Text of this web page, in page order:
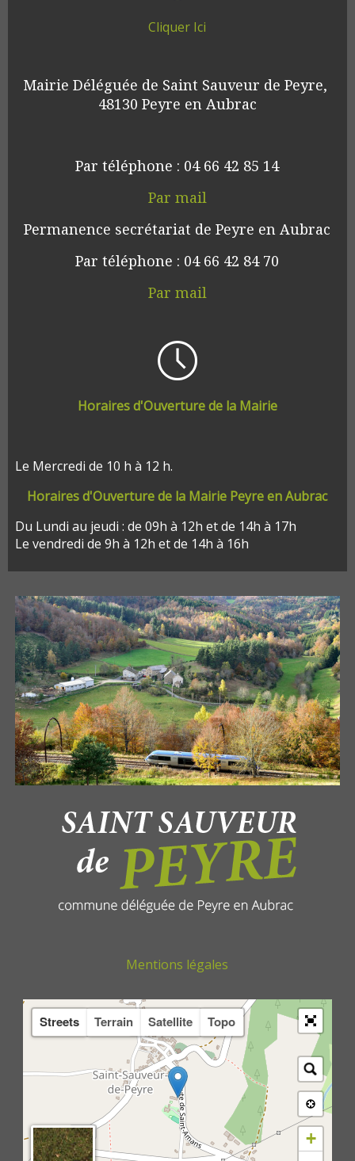
Cliquer Ici
Mairie Déléguée de Saint Sauveur de Peyre,
48130 Peyre en Aubrac
Par téléphone : 04 66 42 85 14
Par mail
Permanence secrétariat de Peyre en Aubrac
Par téléphone : 04 66 42 84 70
Par mail
Horaires d'Ouverture de la Mairie
Le Mercredi de 10 h à 12 h.
Horaires d'Ouverture de la Mairie Peyre en Aubrac
Du Lundi au jeudi : de 09h à 12h et de 14h à 17h
Le vendredi de 9h à 12h et de 14h à 16h
Mentions légales
Streets Terrain Satellite Topo
+